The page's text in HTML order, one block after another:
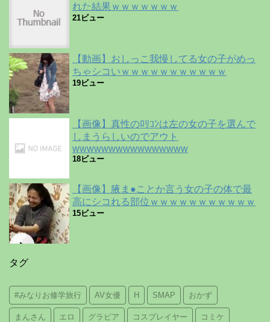
れた結果ｗｗｗｗｗｗｗ
21ビュー
【動画】おしっこ我慢してる女の子がめっ
ちゃシコいｗｗｗｗｗｗｗｗｗｗｗ
19ビュー
【画像】真性のﾛﾘｺﾝは左の女の子を選んで
しまうらしいのでアウト
wwwwwwwwwwwwwwww
18ビュー
【画像】腋ま●ことか言う女の子の体で最
高にシコれる部位ｗｗｗｗｗｗｗｗｗｗｗ
15ビュー
タグ
#みなりお修学旅行 AV女優 H SMAP おかず
まんさん エロ グラビア コスプレイヤー コミケ